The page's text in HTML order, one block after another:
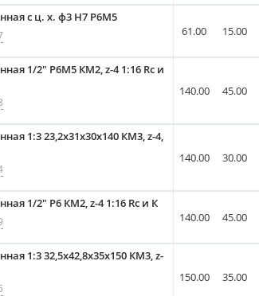
с ц. х. ф3 Н7 Р6М5
61.00 15.00
1/2" Р6M5 КМ2, z-4 1:16 Rc и
140.00 45.00
1:3 23,2x31x30x140 КМ3, z-4,
140.00 30.00
1/2" Р6 КМ2, z-4 1:16 Rc и К
140.00 45.00
1:3 32,5x42,8x35x150 КМ3, z-
150.00 35.00